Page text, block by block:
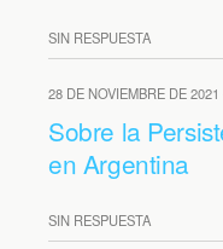
SIN RESPUESTA
28 DE NOVIEMBRE DE
Sobre la
en Argentina
SIN RESPUESTA